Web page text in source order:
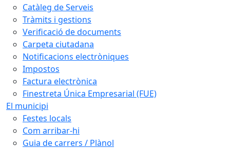
Catàleg de Serveis
Tràmits i gestions
Verificació de documents
Carpeta ciutadana
Notificacions electròniques
Impostos
Factura electrònica
Finestreta Única Empresarial (FUE)
El municipi
Festes locals
Com arribar-hi
Guia de carrers / Plànol